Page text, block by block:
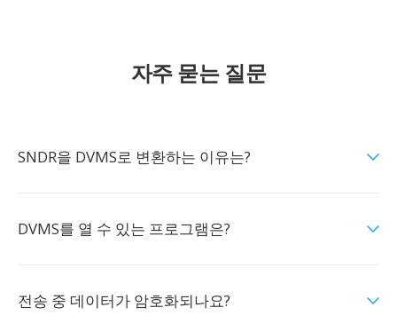
자주 묻는 질문
SNDR을 DVMS로 변환하는 이유는?
DVMS를 열 수 있는 프로그램은?
전송 중 데이터가 암호화되나요?